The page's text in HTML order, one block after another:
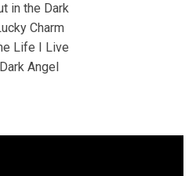
in the Dark
Charm
Life I Live
Angel